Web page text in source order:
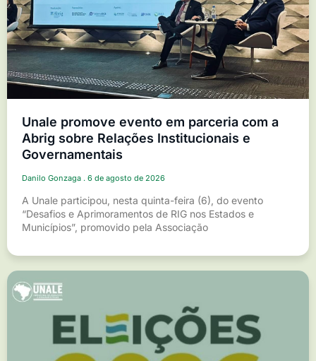
Unale promove evento em parceria com a
Abrig sobre Relações Institucionais e
Governamentais
Danilo Gonzaga 6 de agosto de 2026
A Unale participou, nesta quinta-feira (6), do evento
“Desafios e Aprimoramentos de RIG nos Estados e
Municípios”, promovido pela Associação